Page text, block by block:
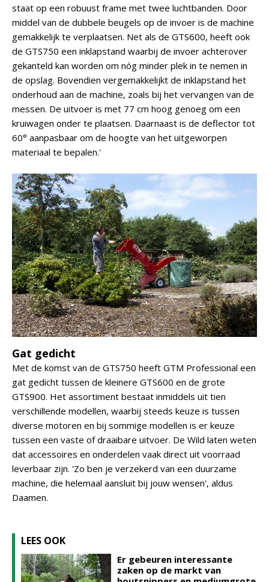
staat op een robuust frame met twee luchtbanden. Door
middel van de dubbele beugels op de invoer is de machine
gemakkelijk te verplaatsen. Net als de GTS600, heeft ook
de GTS750 een inklapstand waarbij de invoer achterover
gekanteld kan worden om nóg minder plek in te nemen in
de opslag. Bovendien vergemakkelijkt de inklapstand het
onderhoud aan de machine, zoals bij het vervangen van de
messen. De uitvoer is met 77 cm hoog genoeg om een
kruiwagen onder te plaatsen. Daarnaast is de deflector tot
60° aanpasbaar om de hoogte van het uitgeworpen
materiaal te bepalen.'
Gat gedicht
Met de komst van de GTS750 heeft GTM Professional een
gat gedicht tussen de kleinere GTS600 en de grote
GTS900. Het assortiment bestaat inmiddels uit tien
verschillende modellen, waarbij steeds keuze is tussen
diverse motoren en bij sommige modellen is er keuze
tussen een vaste of draaibare uitvoer. De Wild laten weten
dat accessoires en onderdelen vaak direct uit voorraad
leverbaar zijn. 'Zo ben je verzekerd van een duurzame
machine, die helemaal aansluit bij jouw wensen', aldus
Daamen.
LEES OOK
Er gebeuren interessante
zaken op de markt van